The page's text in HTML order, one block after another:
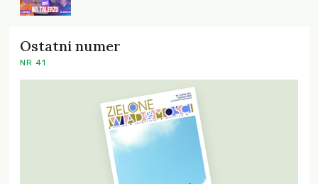
Ostatni numer
NR 41